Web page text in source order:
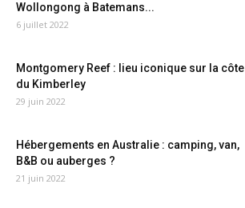
Wollongong à Batemans...
6 juillet 2022
Montgomery Reef : lieu iconique sur la côte
du Kimberley
29 juin 2022
Hébergements en Australie : camping, van,
B&B ou auberges ?
21 juin 2022